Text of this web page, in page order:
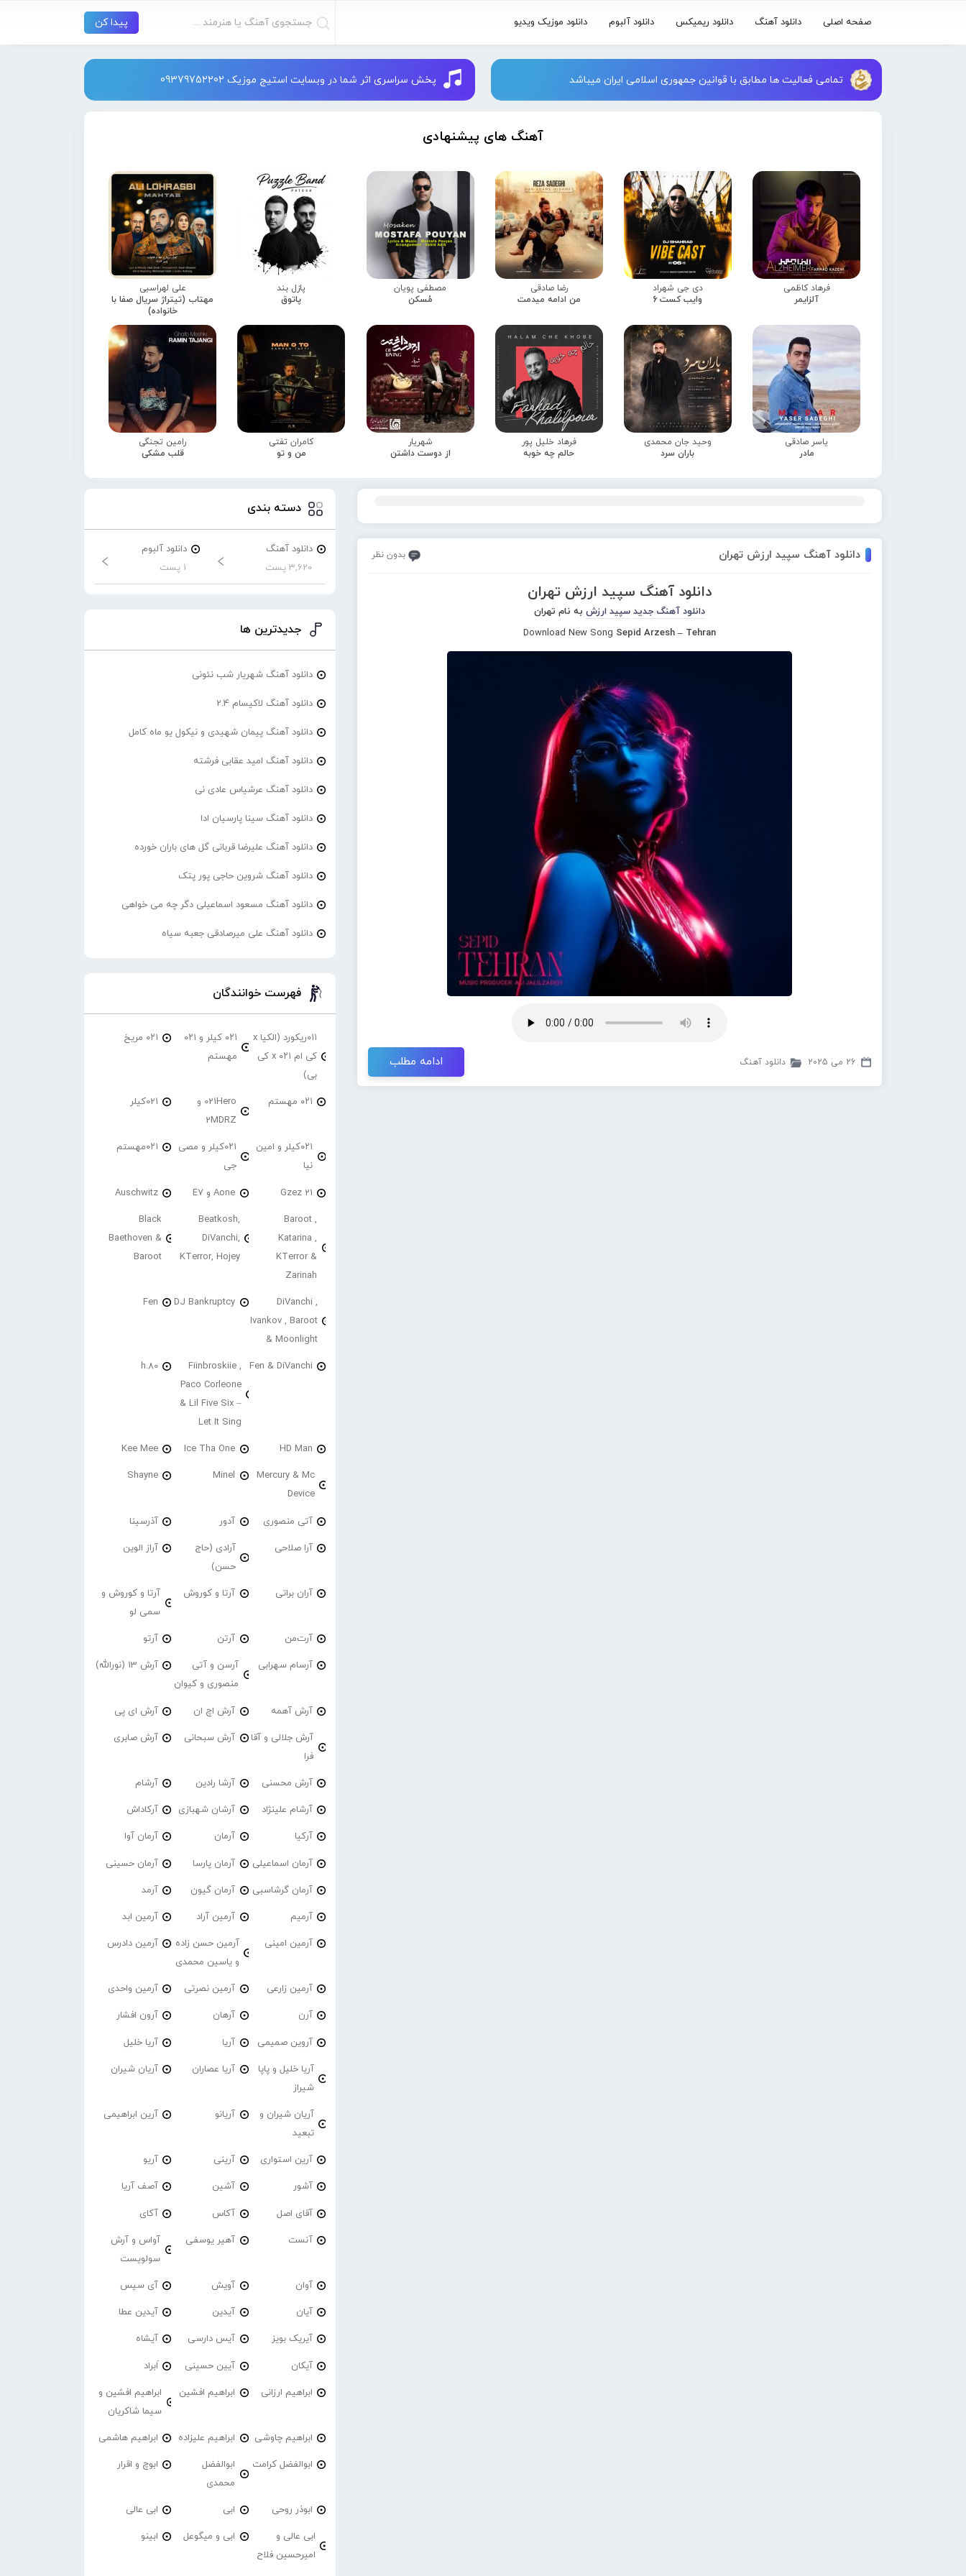
صفحه اصلی دانلود آهنگ دانلود ریمیکس دانلود آلبوم دانلود موزیک ویدیو
تمامی فعالیت ها مطابق با قوانین جمهوری اسلامی ایران میباشد پخش سراسری اثر شما در وبسایت استیج موزیک 09379752202
آهنگ های پیشنهادی
فرهاد کاظمی
آلزایمر
دی جی شهراد
وایب کست 6
رضا صادقی
من ادامه میدمت
مصطفی پویان
مُسکن
پازل بند
پاتوق
علی لهراسبی
مهتاب (تیتراژ سریال صفا با
خانواده)
یاسر صادقی
مادر
وحید جان محمدی
باران سرد
فرهاد خلیل پور
حالم چه خوبه
شهریار
از دوست داشتن
کامران تفتی
من و تو
رامین تجنگی
قلب مشکی
دانلود آهنگ سپید ارزش تهران بدون نظر
دانلود آهنگ سپید ارزش تهران
دانلود آهنگ جدید سپید ارزش به نام تهران
Download New Song Sepid Arzesh – Tehran
26 می 2025 دانلود آهنگ ادامه مطلب
دسته بندی
دانلود آهنگ
3,620 پست
دانلود آلبوم
1 پست
جدیدترین ها
دانلود آهنگ شهریار شب نئونی
دانلود آهنگ لاکیسام 2.4
دانلود آهنگ پیمان شهیدی و نیکول یو ماه کامل
دانلود آهنگ امید عقابی فرشته
دانلود آهنگ عرشیاس عادی نی
دانلود آهنگ سینا پارسیان ادا
دانلود آهنگ علیرضا قربانی گل های باران خورده
دانلود آهنگ شروین حاجی پور پتک
دانلود آهنگ مسعود اسماعیلی دگر چه می خواهی
دانلود آهنگ علی میرصادقی جعبه سیاه
فهرست خوانندگان
۰۱۱ریکورد (الکیا x
کی ام ۰۲۱ x کی
بی)
۰۲۱ کیلر و ۰۲۱
مهستم
۰۲۱ مریخ
۰۲۱ مهستم
021Hero و
2MDRZ
021کیلر
۰۲۱کیلر و امین
نیا
۰۲۱کیلر و مصی
جی
۰۲۱مهستم
21 Gzez Aone و E7 Auschwitz
Baroot ,
Katarina ,
KTerror &
Zarinah
Beatkosh,
DiVanchi,
KTerror, Hojey
Black
Baethoven &
Baroot
DiVanchi ,
Ivankov , Baroot
& Moonlight
DJ Bankruptcy
Fen
Fen & DiVanchi
Fiinbroskiie ,
Paco Corleone
& Lil Five Six –
Let It Sing
h.80
HD Man
Ice Tha One
Kee Mee
Mercury & Mc
Device
Minel
Shayne
آتی منصوری آدور آذرسینا
آرا صلاحی
آرادی (حاج
حسن)
آراز الوین
آران براتی آرتا و کوروش
آرتا و کوروش و
سمی لو
آرت‌من آرتن آرتو
آرسام سهرابی
آرسن و آتی
منصوری و کیوان
آرش 13 (نورالله)
آرش آهمه آرش اچ ان آرش ای پی
آرش جلالی و آقا
فرا
آرش سبحانی آرش صابری
آرش محسنی آرشا رادین آرشام
آرشام علینژاد آرشان شهبازی آرکاداش
آرکیا آرمان آرمان آوا
آرمان اسماعیلی آرمان پارسا آرمان حسینی
آرمان گرشاسبی آرمان گیون آرمد
آرمیم آرمین آراد آرمین ابد
آرمین امینی
آرمین حسن زاده
و یاسین محمدی
آرمین دادرس
آرمین زارعی آرمین نصرتی آرمین واحدی
آرن آرهان آرون افشار
آروین صمیمی آریا آریا خلیل
آریا خلیل و پاپا
شیراز
آریا عصاران آریان شیران
آریان شیران و
تبعید
آریانو آرین ابراهیمی
آرین استواری آرینی آریو
آشور آشین آصف آریا
آقای اصل آکاس آکای
آنست آهیر یوسفی
آواس و آرش
سولویست
آوان آویش آی سیس
آیان آیدین آیدین عطا
آیریک بویز آیس دارسی آیشاه
آیکان آیین حسینی اَبراد
ابراهیم ارزانی ابراهیم افشین
ابراهیم افشین و
سیما شاکریان
ابراهیم چاوشی ابراهیم علیزاده ابراهیم هاشمی
ابوالفضل کرامت
ابوالفضل
محمدی
ابوچ و اقرار
ابوذر روحی ابی ابی عالی
ابی عالی و
امیرحسین فلاح
ابی و میگوعل ابینو